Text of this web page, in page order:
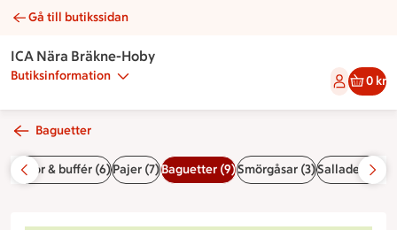
Tonfiskröra | Catering ICA Nära Bräkne-Hoby
Gå till butikssidan
ICA Nära Bräkne-Hoby
Butiksinformation 0 kr
Baguetter
Plankor & buffér (6)Pajer (7)Baguetter (9)Smörgåsar (3)Sallader (1)